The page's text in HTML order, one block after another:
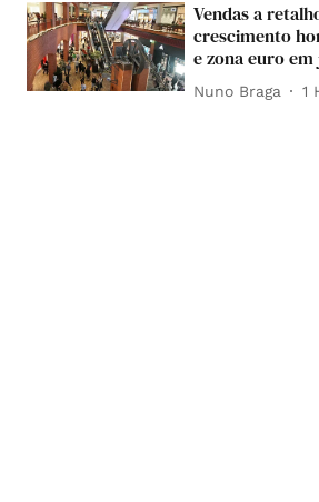
Vendas a
crescimento
e zona euro
Nuno Braga 1